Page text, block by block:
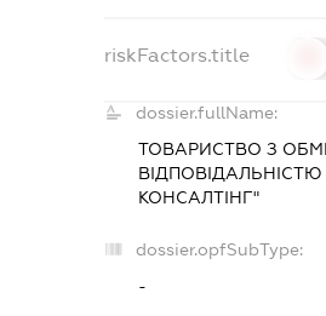
riskFactors.title
dossier.fullName:
ТОВАРИСТВО З
ВІДПОВІДАЛЬНІСТЮ
КОНСАЛТІНГ"
dossier.opfSubType:
-